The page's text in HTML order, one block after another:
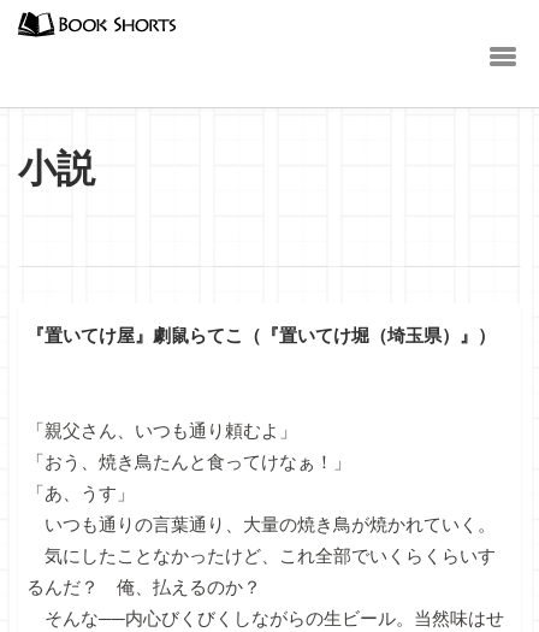
小説
『置いてけ屋』劇鼠らてこ（『置いてけ堀（埼玉県）』）
「親父さん、いつも通り頼むよ」
「おう、焼き鳥たんと食ってけなぁ！」
「あ、うす」
いつも通りの言葉通り、大量の焼き鳥が焼かれていく。
気にしたことなかったけど、これ全部でいくらくらいす
るんだ？ 俺、払えるのか？
そんな──内心びくびくしながらの生ビール。当然味はせ